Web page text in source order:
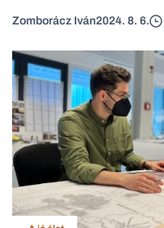
Zomborácz Iván2024. 8. 6.